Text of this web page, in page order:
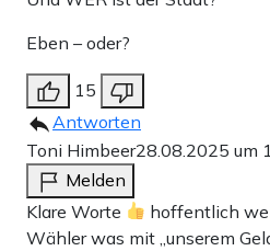
Eben – oder?
15
Antworten
Toni Himbeer28.08.2025 um
Melden
Klare Worte
hoffentlich
Wähler was mit „unserem